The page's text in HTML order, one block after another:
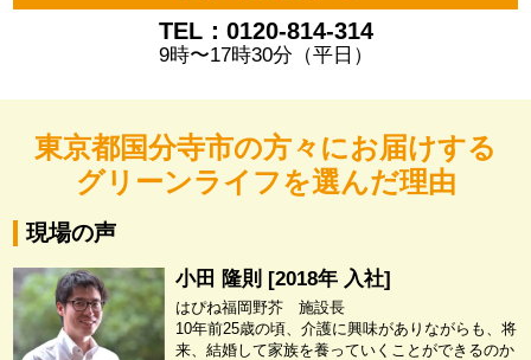
TEL：0120-814-314
9時〜17時30分（平日）
東京都国分寺市の方々にお届けする
グリーンライフを選んだ理由
現場の声
小田 隆則 [2018年 入社]
はぴね福岡野芥 施設長
10年前25歳の頃、介護に興味がありながらも、将
来、結婚して家族を養っていくことができるのか